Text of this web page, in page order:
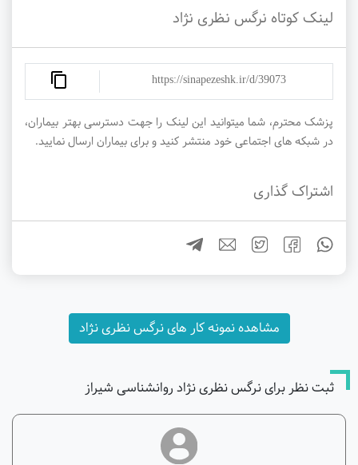
لینک کوتاه نرگس نظری نژاد
https://sinapezeshk.ir/d/39073
پزشک محترم، شما میتوانید این لینک را جهت دسترسی بهتر بیماران،
در شبکه های اجتماعی خود منتشر کنید و برای بیماران ارسال نمایید.
اشتراک گذاری
مشاهده نمونه کار های نرگس نظری نژاد
ثبت نظر برای نرگس نظری نژاد روانشناسی شیراز